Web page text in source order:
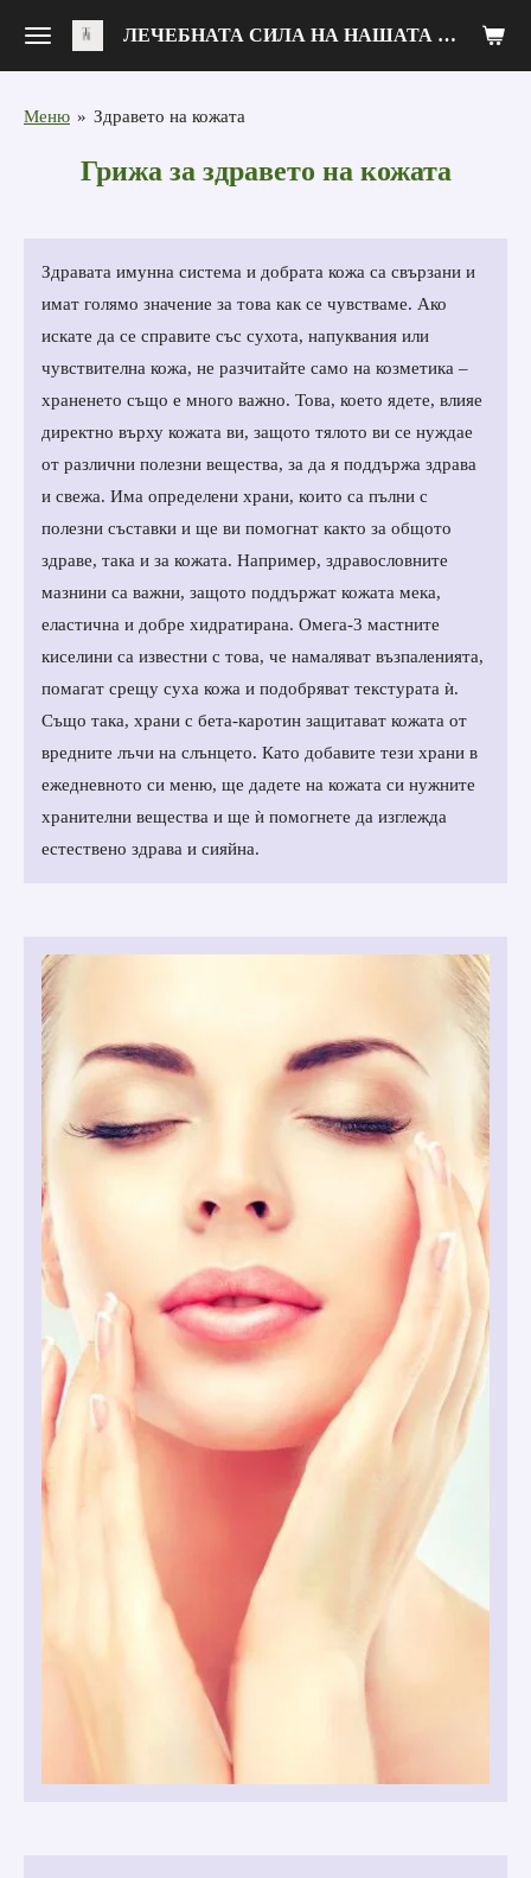
Zum
ЛЕЧЕБНАТА СИЛА НА НАШАТА ХРАНА
Меню » Здравето на кожата
Грижа за здравето на кожата
Здравата имунна система и добрата кожа са свързани и
имат голямо значение за това как се чувстваме. Ако
искате да се справите със сухота, напуквания или
чувствителна кожа, не разчитайте само на козметика –
храненето също е много важно. Това, което ядете, влияе
директно върху кожата ви, защото тялото ви се нуждае
от различни полезни вещества, за да я поддържа здрава
и свежа. Има определени храни, които са пълни с
полезни съставки и ще ви помогнат както за общото
здраве, така и за кожата. Например, здравословните
мазнини са важни, защото поддържат кожата мека,
еластична и добре хидратирана. Омега-3 мастните
киселини са известни с това, че намаляват възпаленията,
помагат срещу суха кожа и подобряват текстурата ѝ.
Също така, храни с бета-каротин защитават кожата от
вредните лъчи на слънцето. Като добавите тези храни в
ежедневното си меню, ще дадете на кожата си нужните
хранителни вещества и ще ѝ помогнете да изглежда
естествено здрава и сияйна.